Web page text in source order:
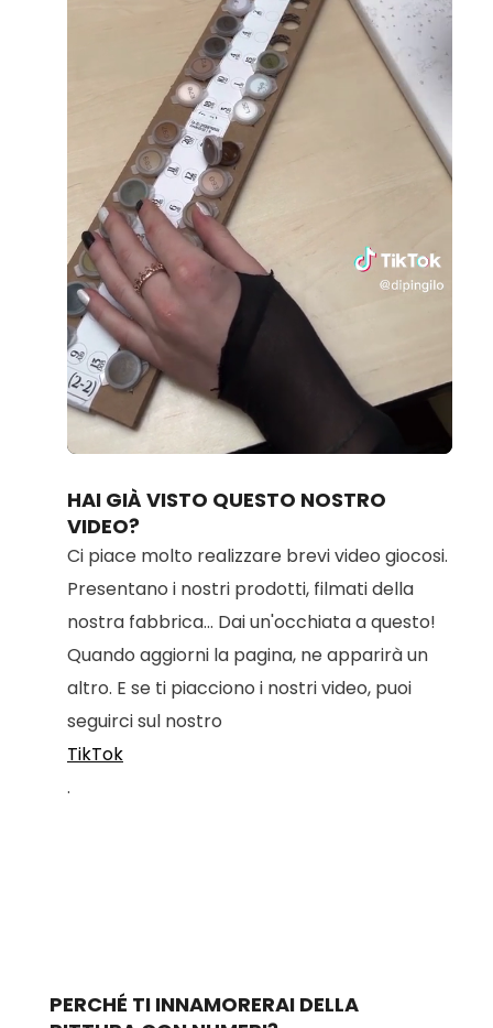
Loaded
100.00%
HAI GIÀ VISTO QUESTO NOSTRO
VIDEO?
Ci piace molto realizzare brevi video giocosi.
Presentano i nostri prodotti, filmati della
nostra fabbrica... Dai un'occhiata a questo!
Quando aggiorni la pagina, ne apparirà un
altro. E se ti piacciono i nostri video, puoi
seguirci sul nostro
TikTok
.
PERCHÉ TI INNAMORERAI DELLA